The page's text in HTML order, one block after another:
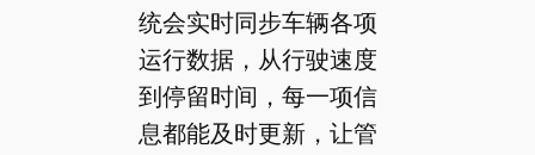
统会实时同步车辆各项
运行数据，从行驶速度
到停留时间，每一项信
息都能及时更新，让管